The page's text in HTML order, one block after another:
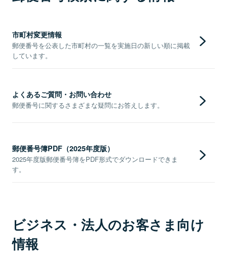
市町村変更情報
郵便番号を公表した市町村の一覧を実施日の新しい順に掲載
しています。
よくあるご質問・お問い合わせ
郵便番号に関するさまざまな疑問にお答えします。
郵便番号簿PDF（2025年度版）
2025年度版郵便番号簿をPDF形式でダウンロードできま
す。
ビジネス・法人のお客さま向け
情報